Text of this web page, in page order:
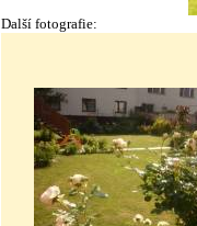
Další fotografie: